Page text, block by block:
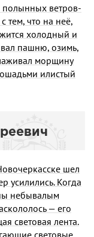
полынных ветров-
тем, что на неё,
холод­ный и
пашню, озимь,
морщину
илистый
шел
усилились. Когда
небывалым
— его
световая лента.
световые